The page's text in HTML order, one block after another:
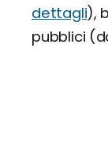
dettagli),
pubblici